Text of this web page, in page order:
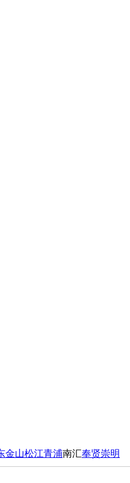
金山松江青浦南汇奉贤崇明